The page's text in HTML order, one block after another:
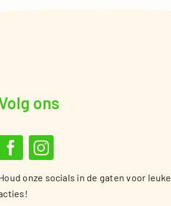
ons
onze socials in de gaten voor leuke